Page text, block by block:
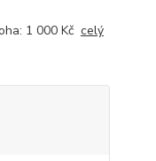
1 000 Kč celý